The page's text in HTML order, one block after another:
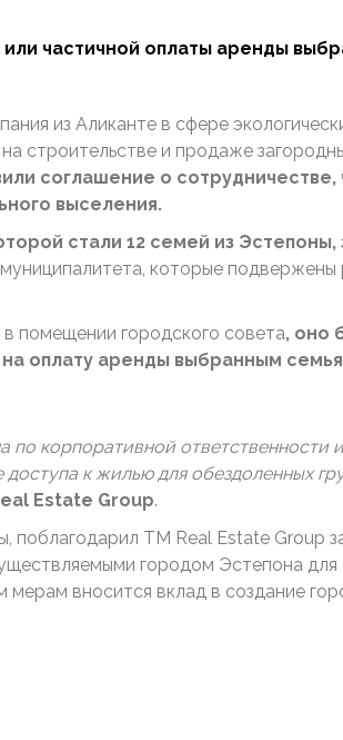
частичной оплаты аренды
из Аликанте в сфере
строительстве и продаже
соглашение о
выселения.
стали 12 семей из
которые подвержены
помещении городского совета​​, оно
оплату аренды выбранным
по корпоративной
к жилью для обездоленных
Estate Group​.
TM Real Estate Group
городом Эстепона
вносится вклад в создание